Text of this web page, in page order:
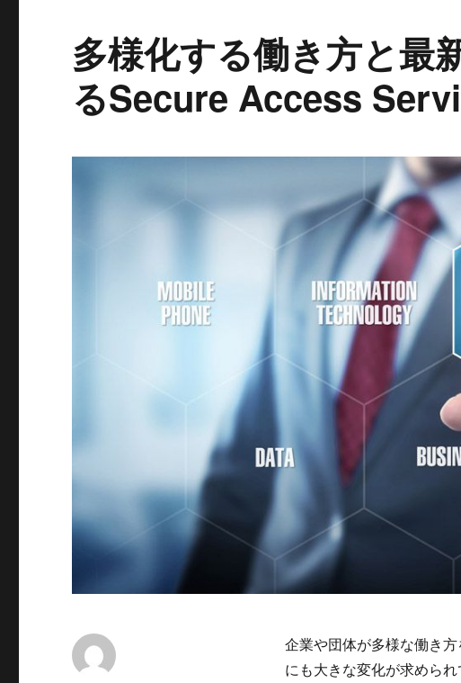
多様化する働き方と最
るSecure Access
企業や団体が多様な働き
にも大きな変化が求められ